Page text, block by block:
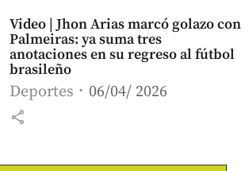
Video | Jhon Arias marcó golazo con
Palmeiras: ya suma tres
anotaciones en su regreso al fútbol
brasileño
Deportes 06/04/ 2026
share